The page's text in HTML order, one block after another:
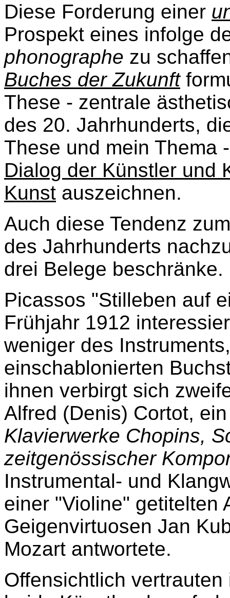
Diese Forderung einer
Prospekt eines infolge
phonographe zu
Buches der Zukunft
These - zentrale
des 20. Jahrhunderts,
These und mein Thema
Dialog der Künstler und
Kunst auszeichnen.
Auch diese Tendenz
des Jahrhunderts
drei Belege beschränke.
Picassos "Stilleben auf
Frühjahr 1912
weniger des
einschablonierten
ihnen verbirgt sich
Alfred (Denis) Cortot,
Klavierwerke Chopins,
zeitgenössischer
Instrumental- und
einer "Violine" getitelten
Geigenvirtuosen Jan
Mozart antwortete.
Offensichtlich